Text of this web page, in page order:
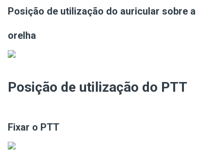
Posição de utilização do auricular sobre a
orelha
Posição de utilização do PTT
Fixar o PTT